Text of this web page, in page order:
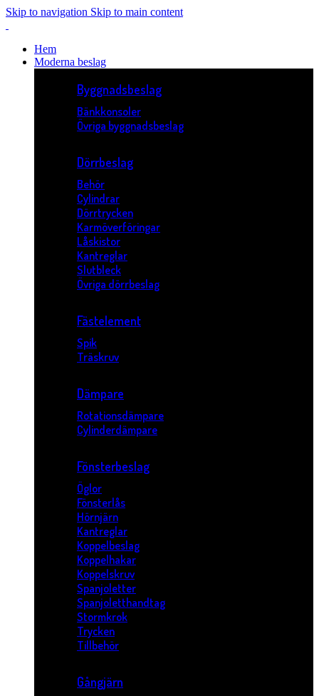
Skip to navigation Skip to main content
Hem
Moderna beslag
Byggnadsbeslag
Bänkkonsoler
Övriga byggnadsbeslag
Dörrbeslag
Behör
Cylindrar
Dörrtrycken
Karmöverföringar
Låskistor
Kantreglar
Slutbleck
Övriga dörrbeslag
Fästelement
Spik
Träskruv
Dämpare
Rotationsdämpare
Cylinderdämpare
Fönsterbeslag
Öglor
Fönsterlås
Hörnjärn
Kantreglar
Koppelbeslag
Koppelhakar
Koppelskruv
Spanjoletter
Spanjoletthandtag
Stormkrok
Trycken
Tillbehör
Gångjärn